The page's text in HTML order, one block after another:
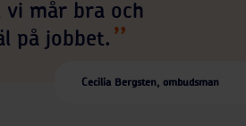
mår bra och
på jobbet.
Cecilia Bergsten, ombudsman